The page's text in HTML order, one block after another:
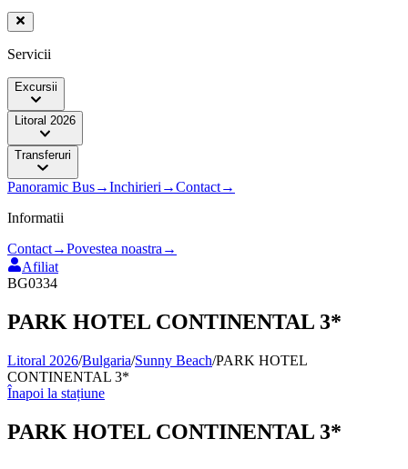
Servicii
Excursii
Litoral 2026
Transferuri
Panoramic Bus→Inchirieri →Contact→
Informatii
Contact→Povestea noastra →
Afiliat
BG0334
PARK HOTEL CONTINENTAL 3*
Litoral 2026/Bulgaria/Sunny Beach/PARK HOTEL
CONTINENTAL 3*
Înapoi la stațiune
PARK HOTEL CONTINENTAL 3*